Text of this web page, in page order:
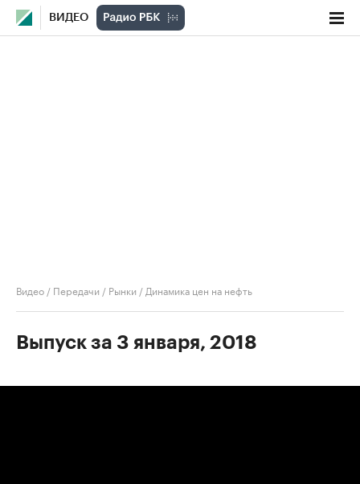
ВИДЕО
Видео / Передачи / Рынки / Динамика цен на нефть
Выпуск за 3 января, 2018